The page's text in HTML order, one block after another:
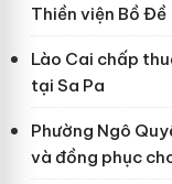
Thiền viện Bồ Đề
Lào Cai chấp
tại Sa Pa
Phường Ngô
và đồng phục